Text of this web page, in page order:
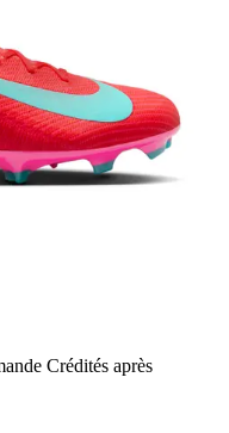
Crédités après